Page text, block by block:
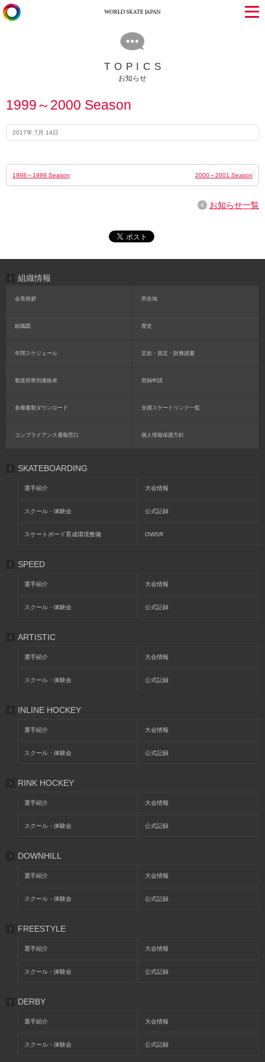
TOPICS
お知らせ
1999～2000 Season
2017年 7月 14日
1998～1999 Season 2000～2001 Season
お知らせ一覧
組織情報
会長挨拶 所在地
組織図 歴史
年間スケジュール 定款・規定・財務諸書
都道府県別連絡表 登録申請
各種書類ダウンロード 全国スケートリンク一覧
コンプライアンス通報窓口 個人情報保護方針
SKATEBOARDING
選手紹介 大会情報
スクール・体験会 公式記録
スケートボード育成環境整備 OWSR
SPEED
選手紹介 大会情報
スクール・体験会 公式記録
ARTISTIC
選手紹介 大会情報
スクール・体験会 公式記録
INLINE HOCKEY
選手紹介 大会情報
スクール・体験会 公式記録
RINK HOCKEY
選手紹介 大会情報
スクール・体験会 公式記録
DOWNHILL
選手紹介 大会情報
スクール・体験会 公式記録
FREESTYLE
選手紹介 大会情報
スクール・体験会 公式記録
DERBY
選手紹介 大会情報
スクール・体験会 公式記録